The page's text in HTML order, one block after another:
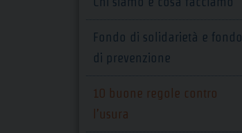
Fondo di solidarietà e fondo
di prevenzione
10 buone regole contro
l’usura